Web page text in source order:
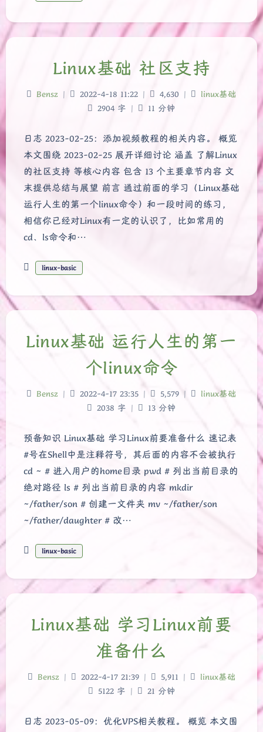
Linux基础 社区支持
Bensz | 2022-4-18 11:22 | 4,630 |
linux基础
2904 字 | 11 分钟
日志 2023-02-25：添加视频教程的相关内容。 概览
本文围绕 2023-02-25 展开详细讨论 涵盖 了解Linux
的社区支持 等核心内容 包含 13 个主要章节内容 文
末提供总结与展望 前言 通过前面的学习（Linux基础
运行人生的第一个linux命令）和一段时间的练习，
相信你已经对Linux有一定的认识了，比如常用的
cd、ls命令和…
linux-basic
Linux基础 运行人生的第一
个linux命令
Bensz | 2022-4-17 23:35 | 5,579 |
linux基础
2038 字 | 13 分钟
预备知识 Linux基础 学习Linux前要准备什么 速记表
#号在Shell中是注释符号，其后面的内容不会被执行
cd ~ # 进入用户的home目录 pwd # 列出当前目录的
绝对路径 ls # 列出当前目录的内容 mkdir
~/father/son # 创建一文件夹 mv ~/father/son
~/father/daughter # 改…
linux-basic
Linux基础 学习Linux前要
准备什么
Bensz | 2022-4-17 21:39 | 5,911 |
linux基础
5122 字 | 21 分钟
日志 2023-05-09：优化VPS相关教程。 概览 本文围